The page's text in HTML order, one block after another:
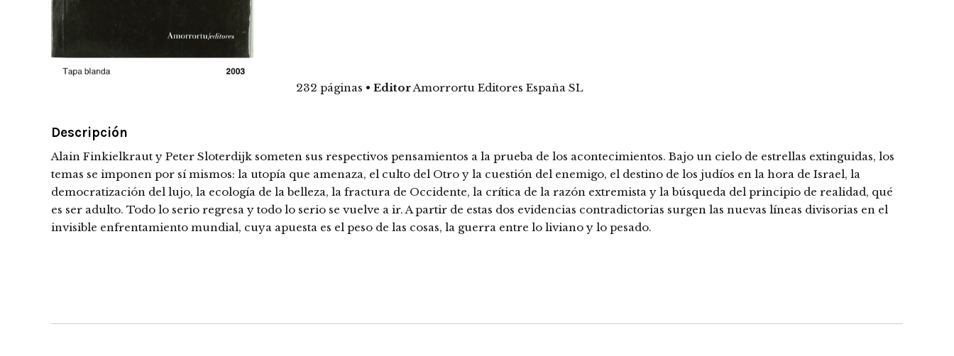
232 páginas • EditorAmorrortu Editores España SL
Descripción
Alain Finkielkraut y Peter Sloterdijk someten sus respectivos pensamientos a la prueba de los acontecimientos. Bajo un cielo de estrellas extinguidas, los
temas se imponen por sí mismos: la utopía que amenaza, el culto del Otro y la cuestión del enemigo, el destino de los judíos en la hora de Israel, la
democratización del lujo, la ecología de la belleza, la fractura de Occidente, la crítica de la razón extremista y la búsqueda del principio de realidad, qué
es ser adulto. Todo lo serio regresa y todo lo serio se vuelve a ir. A partir de estas dos evidencias contradictorias surgen las nuevas líneas divisorias en el
invisible enfrentamiento mundial, cuya apuesta es el peso de las cosas, la guerra entre lo liviano y lo pesado.